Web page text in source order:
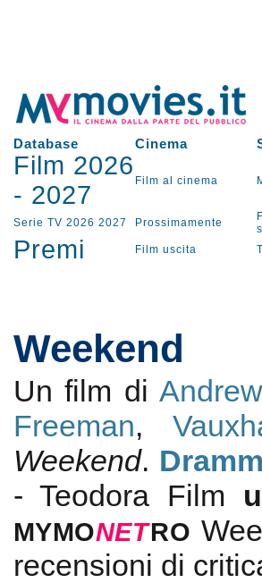
Database Cinema
Film 2026
- 2027 Film al cinema
Serie TV 2026 2027 Prossimamente
Premi Film uscita
Weekend
Un film di
Freeman,
Weekend.
- Teodora Film
MYMONETRO
recensioni di